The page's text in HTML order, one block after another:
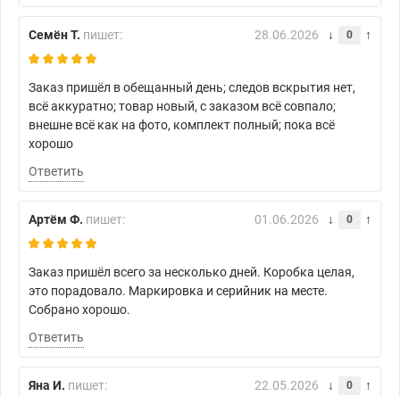
Семён Т. пишет: 28.06.2026 0
Заказ пришёл в обещанный день; следов вскрытия нет,
всё аккуратно; товар новый, с заказом всё совпало;
внешне всё как на фото, комплект полный; пока всё
хорошо
Ответить
Артём Ф. пишет: 01.06.2026 0
Заказ пришёл всего за несколько дней. Коробка целая,
это порадовало. Маркировка и серийник на месте.
Собрано хорошо.
Ответить
Яна И. пишет: 22.05.2026 0